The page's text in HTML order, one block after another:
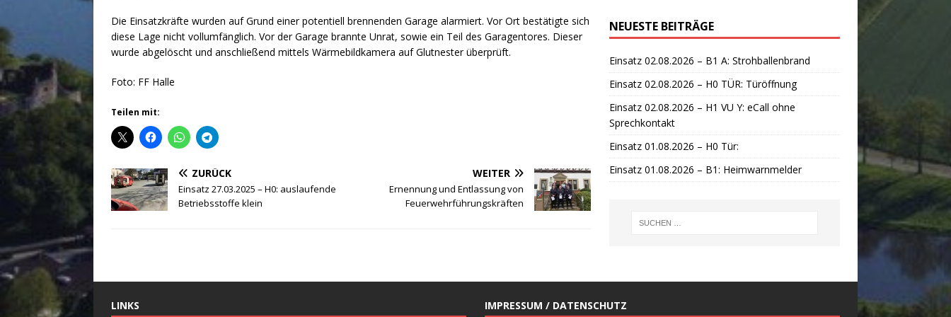
Die Einsatzkräfte wurden auf Grund einer potentiell brennenden Garage alarmiert. Vor Ort bestätigte sich
diese Lage nicht vollumfänglich. Vor der Garage brannte Unrat, sowie ein Teil des Garagentores. Dieser
wurde abgelöscht und anschließend mittels Wärmebildkamera auf Glutnester überprüft.
Foto: FF Halle
Teilen mit:
ZURÜCK
Einsatz 27.03.2025 – H0: auslaufende
Betriebsstoffe klein
WEITER
Ernennung und Entlassung von
Feuerwehrführungskräften
w
e
s
NEUESTE BEITRÄGE
Einsatz 02.08.2026 – B1 A: Strohballenbrand
Einsatz 02.08.2026 – H0 TÜR: Türöffnung
Einsatz 02.08.2026 – H1 VU Y: eCall ohne
Sprechkontakt
Einsatz 01.08.2026 – H0 Tür:
Einsatz 01.08.2026 – B1: Heimwarnmelder
LINKS IMPRESSUM / DATENSCHUTZ